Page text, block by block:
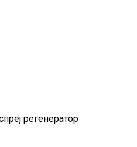
регенератор